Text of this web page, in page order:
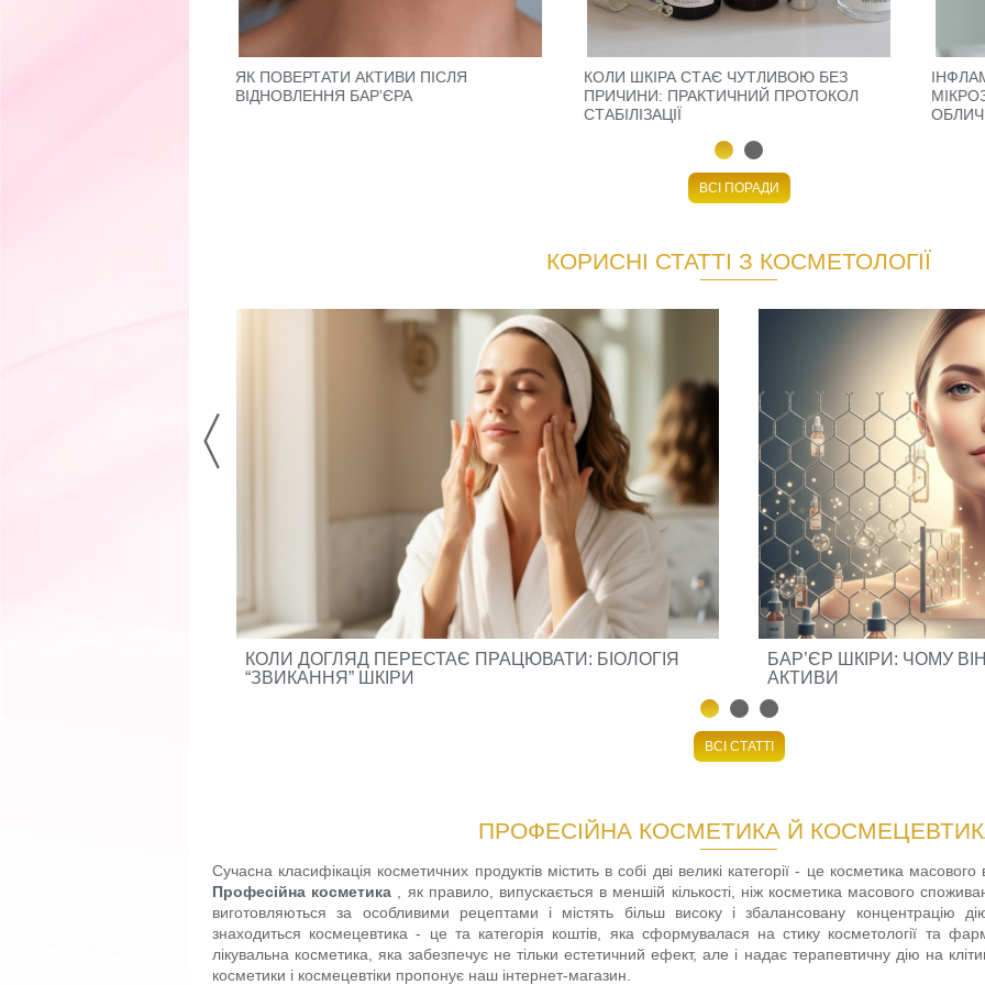
ЯК ПОВЕРТАТИ АКТИВИ ПІСЛЯ
ВІДНОВЛЕННЯ БАР’ЄРА
КОЛИ ШКІРА СТАЄ ЧУТЛИВОЮ БЕЗ
ПРИЧИНИ: ПРАКТИЧНИЙ ПРОТОКОЛ
СТАБІЛІЗАЦІЇ
ВСІ ПОРАДИ
КОРИСНІ СТАТТІ З КОСМЕТОЛОГІЇ
КОЛИ ДОГЛЯД ПЕРЕСТАЄ ПРАЦЮВАТИ: БІОЛОГІЯ
“ЗВИКАННЯ” ШКІРИ
БАР’ЄР ШКІРИ: ЧОМУ
АКТИВИ
ВСІ СТАТТІ
ПРОФЕСІЙНА КОСМЕТИКА Й
Сучасна класифікація косметичних продуктів містить в собі дві великі категорії - це косметика
Професійна косметика
, як правило, випускається в меншій кількості, ніж косметика масового
виготовляються за особливими рецептами і містять більш високу і збалансовану концентрацію
знаходиться космецевтика - це та категорія коштів, яка сформувалася на стику косметології та
лікувальна косметика, яка забезпечує не тільки естетичний ефект, але і надає терапевтичну дію на
косметики і космецевтіки пропонує наш інтернет-магазин.